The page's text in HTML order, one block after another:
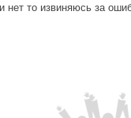
нет то извиняюсь за